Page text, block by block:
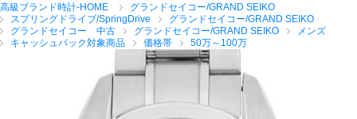
ブランドから探す
高級ブランド時計-HOME
グランドセイコー/GRAND SEIKO
スプリングドライブ/SpringDrive
グランドセイコー/GRAND SEIKO
グランドセイコー 中古
グランドセイコー/GRAND SEIKO
メンズ
キャッシュバック対象商品
価格帯 50万～100万